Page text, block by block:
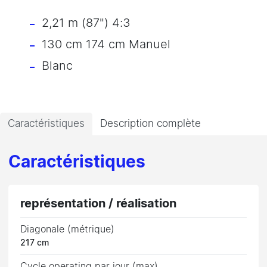
2,21 m (87") 4:3
130 cm 174 cm Manuel
Blanc
Caractéristiques Description complète
Caractéristiques
représentation / réalisation
Diagonale (métrique)
217 cm